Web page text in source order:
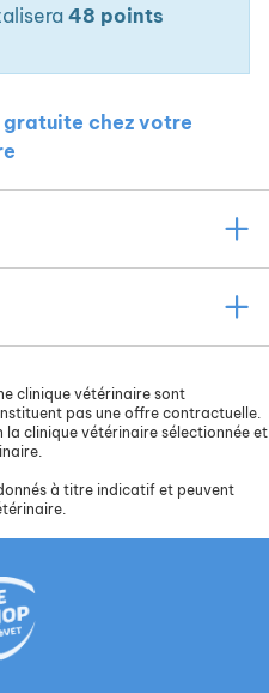
48 points
chez votre
clinique vétérinaire sont
pas une offre contractuelle.
clinique vétérinaire sélectionnée et
à titre indicatif et peuvent